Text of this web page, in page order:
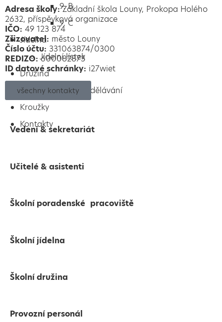
9. B
9. C
Jídelna
Jídelní lístek
Družina
Roční plán vzdělávání
Kroužky
Kontakty
Adresa školy:Základní škola Louny, Prokopa Holého
2632, příspěvková organizace
IČO: 49 123 874
Zřizovatel: město Louny
Číslo účtu: 331063874/0300
REDIZO:600082873
ID datové schránky: i27wiet
všechny kontakty
Vedení & sekretariát
Učitelé & asistenti
Školní poradenské pracoviště
Školní jídelna
Školní družina
Provozní personál